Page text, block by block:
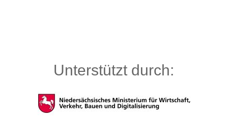
Unterstützt durch: